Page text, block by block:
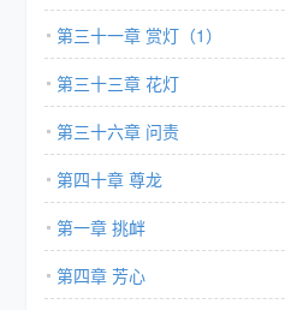
第三十一章 赏灯（1）
第三十三章 花灯
第三十六章 问责
第四十章 尊龙
第一章 挑衅
第四章 芳心